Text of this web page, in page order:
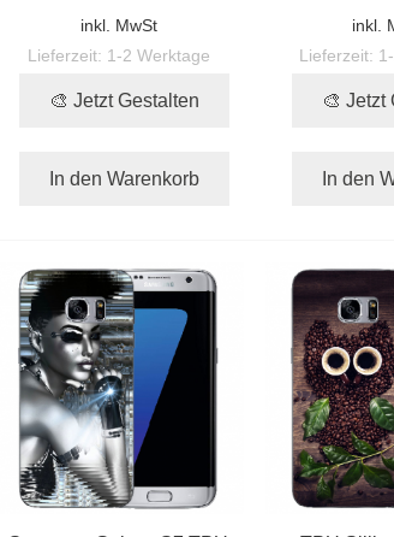
inkl. MwSt
Lieferzeit: 1-2 Werktage
🎨 Jetzt Gestalten
In den Warenkorb
inkl.
Lieferzeit:
🎨 Jetzt
In den